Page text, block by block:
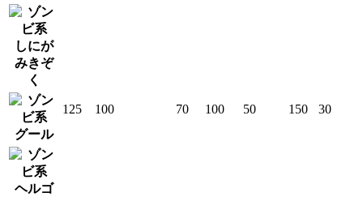
しにが
みきぞ
く
125 100 70 100 50 150
30
グール
ヘルゴ